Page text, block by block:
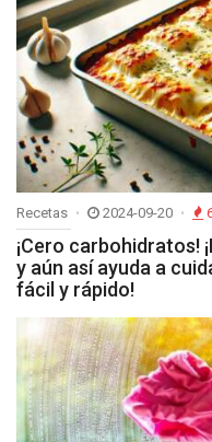
Recetas 2024-09-20
¡Cero carbohidratos!
y aún así ayuda a
fácil y rápido!